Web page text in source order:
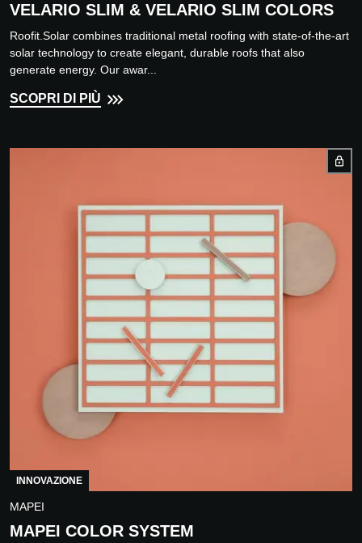
VELARIO SLIM & VELARIO SLIM COLORS
Roofit.Solar combines traditional metal roofing with state-of-the-art
solar technology to create elegant, durable roofs that also
generate energy. Our awar...
SCOPRI DI PIÙ
INNOVAZIONE
MAPEI
MAPEI COLOR SYSTEM